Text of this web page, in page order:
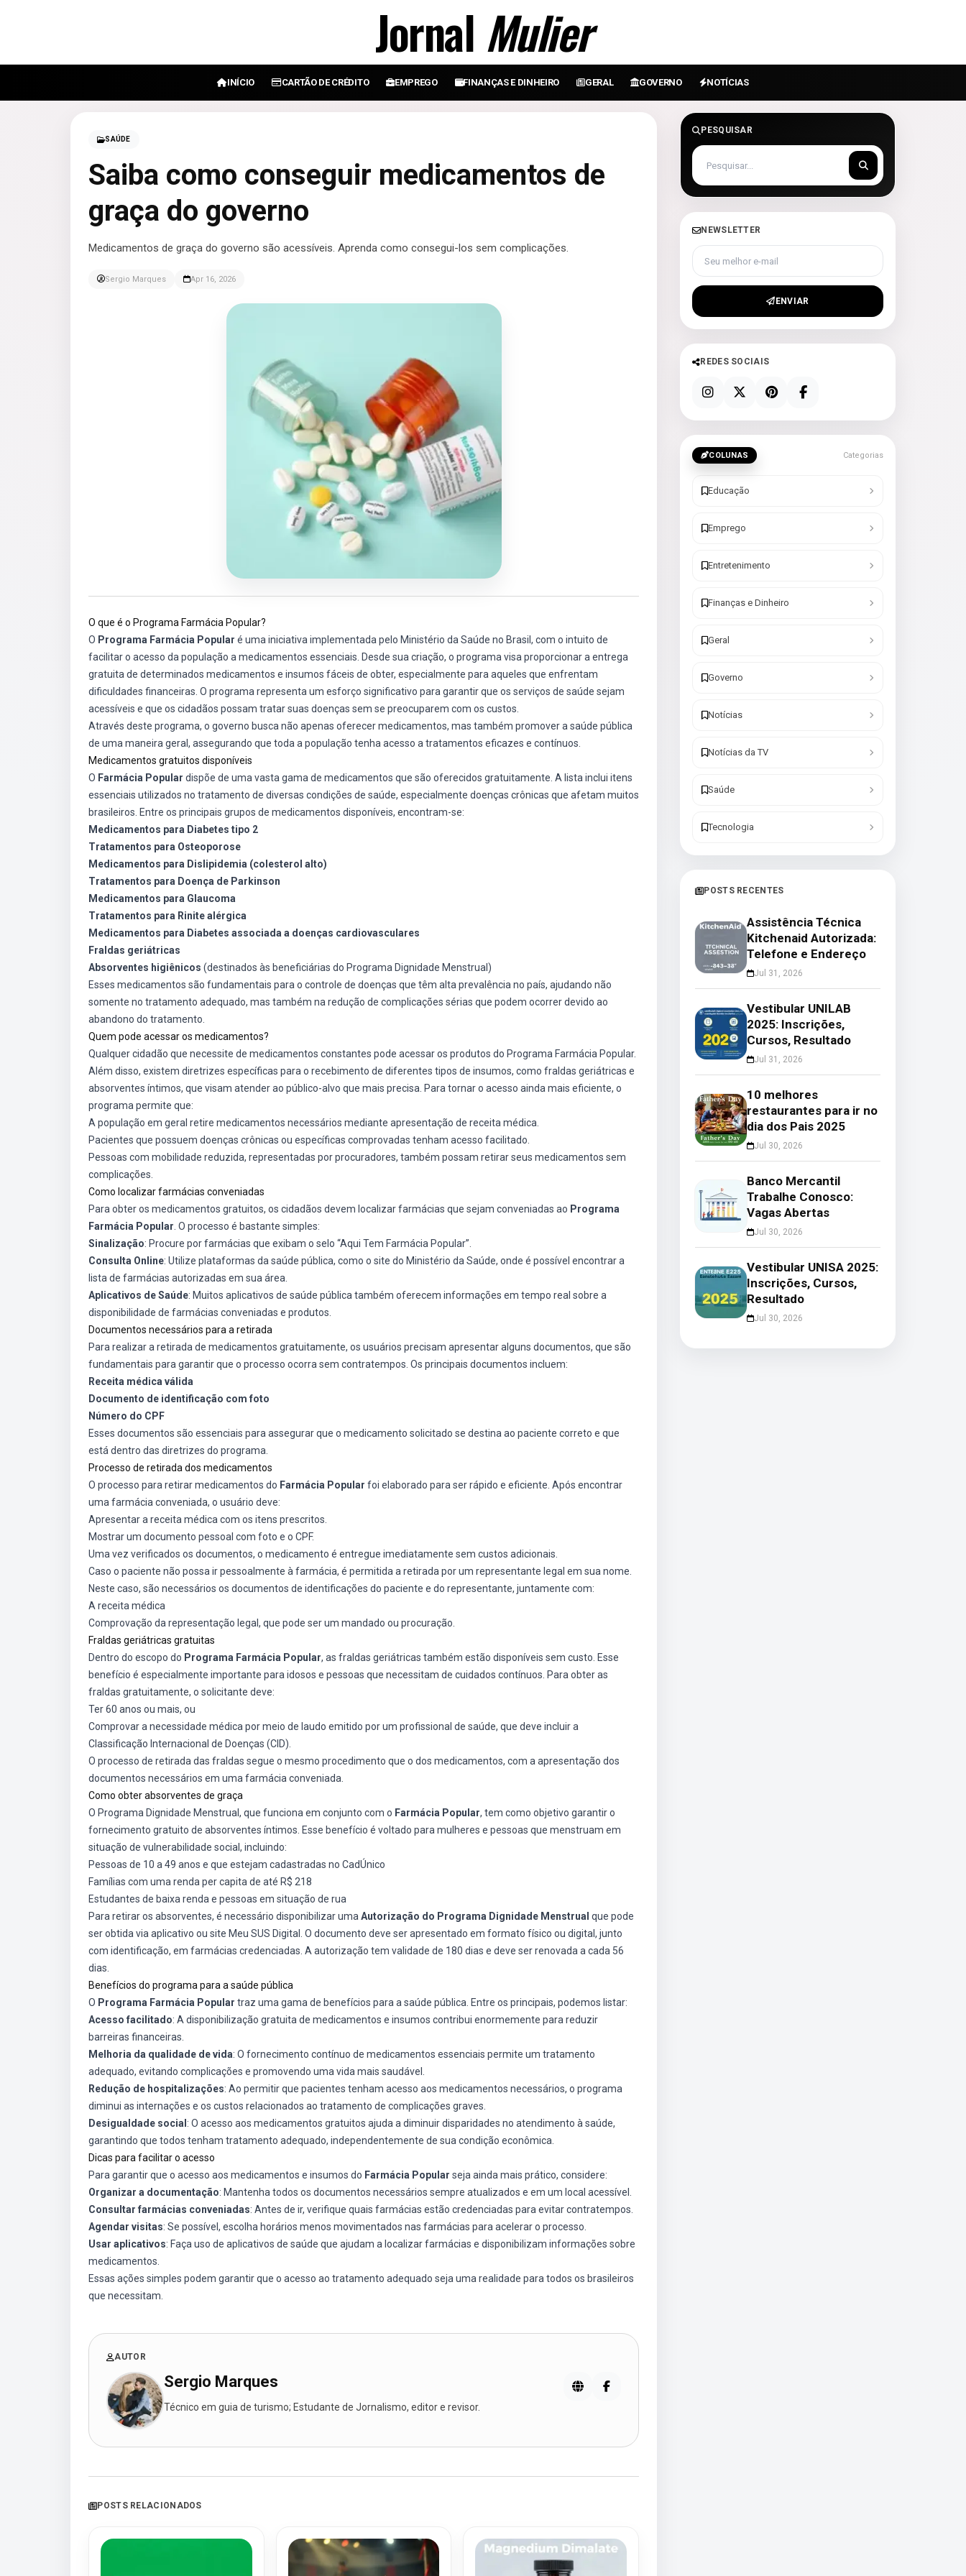
Jornal Mulier
INÍCIO CARTÃO DE CRÉDITO EMPREGO FINANÇAS E DINHEIRO GERAL GOVERNO NOTÍCIAS
SAÚDE
Saiba como conseguir medicamentos de
graça do governo
Medicamentos de graça do governo são acessíveis. Aprenda como consegui-los sem complicações.
Sergio Marques Apr 16, 2026
O que é o Programa Farmácia Popular?
O Programa Farmácia Popular é uma iniciativa implementada pelo Ministério da Saúde no Brasil, com o intuito de
facilitar o acesso da população a medicamentos essenciais. Desde sua criação, o programa visa proporcionar a entrega
gratuita de determinados medicamentos e insumos fáceis de obter, especialmente para aqueles que enfrentam
dificuldades financeiras. O programa representa um esforço significativo para garantir que os serviços de saúde sejam
acessíveis e que os cidadãos possam tratar suas doenças sem se preocuparem com os custos.
Através deste programa, o governo busca não apenas oferecer medicamentos, mas também promover a saúde pública
de uma maneira geral, assegurando que toda a população tenha acesso a tratamentos eficazes e contínuos.
Medicamentos gratuitos disponíveis
O Farmácia Popular dispõe de uma vasta gama de medicamentos que são oferecidos gratuitamente. A lista inclui itens
essenciais utilizados no tratamento de diversas condições de saúde, especialmente doenças crônicas que afetam muitos
brasileiros. Entre os principais grupos de medicamentos disponíveis, encontram-se:
Medicamentos para Diabetes tipo 2
Tratamentos para Osteoporose
Medicamentos para Dislipidemia (colesterol alto)
Tratamentos para Doença de Parkinson
Medicamentos para Glaucoma
Tratamentos para Rinite alérgica
Medicamentos para Diabetes associada a doenças cardiovasculares
Fraldas geriátricas
Absorventes higiênicos (destinados às beneficiárias do Programa Dignidade Menstrual)
Esses medicamentos são fundamentais para o controle de doenças que têm alta prevalência no país, ajudando não
somente no tratamento adequado, mas também na redução de complicações sérias que podem ocorrer devido ao
abandono do tratamento.
Quem pode acessar os medicamentos?
Qualquer cidadão que necessite de medicamentos constantes pode acessar os produtos do Programa Farmácia Popular.
Além disso, existem diretrizes específicas para o recebimento de diferentes tipos de insumos, como fraldas geriátricas e
absorventes íntimos, que visam atender ao público-alvo que mais precisa. Para tornar o acesso ainda mais eficiente, o
programa permite que:
A população em geral retire medicamentos necessários mediante apresentação de receita médica.
Pacientes que possuem doenças crônicas ou específicas comprovadas tenham acesso facilitado.
Pessoas com mobilidade reduzida, representadas por procuradores, também possam retirar seus medicamentos sem
complicações.
Como localizar farmácias conveniadas
Para obter os medicamentos gratuitos, os cidadãos devem localizar farmácias que sejam conveniadas ao Programa
Farmácia Popular . O processo é bastante simples:
Sinalização: Procure por farmácias que exibam o selo “Aqui Tem Farmácia Popular”.
Consulta Online: Utilize plataformas da saúde pública, como o site do Ministério da Saúde, onde é possível encontrar a
lista de farmácias autorizadas em sua área.
Aplicativos de Saúde: Muitos aplicativos de saúde pública também oferecem informações em tempo real sobre a
disponibilidade de farmácias conveniadas e produtos.
Documentos necessários para a retirada
Para realizar a retirada de medicamentos gratuitamente, os usuários precisam apresentar alguns documentos, que são
fundamentais para garantir que o processo ocorra sem contratempos. Os principais documentos incluem:
Receita médica válida
Documento de identificação com foto
Número do CPF
Esses documentos são essenciais para assegurar que o medicamento solicitado se destina ao paciente correto e que
está dentro das diretrizes do programa.
Processo de retirada dos medicamentos
O processo para retirar medicamentos do Farmácia Popular foi elaborado para ser rápido e eficiente. Após encontrar
uma farmácia conveniada, o usuário deve:
Apresentar a receita médica com os itens prescritos.
Mostrar um documento pessoal com foto e o CPF.
Uma vez verificados os documentos, o medicamento é entregue imediatamente sem custos adicionais.
Caso o paciente não possa ir pessoalmente à farmácia, é permitida a retirada por um representante legal em sua nome.
Neste caso, são necessários os documentos de identificações do paciente e do representante, juntamente com:
A receita médica
Comprovação da representação legal, que pode ser um mandado ou procuração.
Fraldas geriátricas gratuitas
Dentro do escopo do Programa Farmácia Popular, as fraldas geriátricas também estão disponíveis sem custo. Esse
benefício é especialmente importante para idosos e pessoas que necessitam de cuidados contínuos. Para obter as
fraldas gratuitamente, o solicitante deve:
Ter 60 anos ou mais, ou
Comprovar a necessidade médica por meio de laudo emitido por um profissional de saúde, que deve incluir a
Classificação Internacional de Doenças (CID).
O processo de retirada das fraldas segue o mesmo procedimento que o dos medicamentos, com a apresentação dos
documentos necessários em uma farmácia conveniada.
Como obter absorventes de graça
O Programa Dignidade Menstrual, que funciona em conjunto com o Farmácia Popular, tem como objetivo garantir o
fornecimento gratuito de absorventes íntimos. Esse benefício é voltado para mulheres e pessoas que menstruam em
situação de vulnerabilidade social, incluindo:
Pessoas de 10 a 49 anos e que estejam cadastradas no CadÚnico
Famílias com uma renda per capita de até R$ 218
Estudantes de baixa renda e pessoas em situação de rua
Para retirar os absorventes, é necessário disponibilizar uma Autorização do Programa Dignidade Menstrual que pode
ser obtida via aplicativo ou site Meu SUS Digital
. O documento deve ser apresentado em formato físico ou digital, junto
com identificação, em farmácias credenciadas. A autorização tem validade de 180 dias e deve ser renovada a cada 56
dias.
Benefícios do programa para a saúde pública
O Programa Farmácia Popular traz uma gama de benefícios para a saúde pública. Entre os principais, podemos listar:
Acesso facilitado: A disponibilização gratuita de medicamentos e insumos contribui enormemente para reduzir
barreiras financeiras.
Melhoria da qualidade de vida: O fornecimento contínuo de medicamentos essenciais permite um tratamento
adequado, evitando complicações e promovendo uma vida mais saudável.
Redução de hospitalizações: Ao permitir que pacientes tenham acesso aos medicamentos necessários, o programa
diminui as internações e os custos relacionados ao tratamento de complicações graves.
Desigualdade social : O acesso aos medicamentos gratuitos ajuda a diminuir disparidades no atendimento à saúde,
garantindo que todos tenham tratamento adequado, independentemente de sua condição econômica.
Dicas para facilitar o acesso
Para garantir que o acesso aos medicamentos e insumos do Farmácia Popular seja ainda mais prático, considere:
Organizar a documentação: Mantenha todos os documentos necessários sempre atualizados e em um local acessível.
Consultar farmácias conveniadas: Antes de ir, verifique quais farmácias estão credenciadas para evitar contratempos.
Agendar visitas: Se possível, escolha horários menos movimentados nas farmácias para acelerar o processo.
Usar aplicativos: Faça uso de aplicativos de saúde que ajudam a localizar farmácias e disponibilizam informações sobre
medicamentos.
Essas ações simples podem garantir que o acesso ao tratamento adequado seja uma realidade para todos os brasileiros
que necessitam.
AUTOR
Sergio Marques
Técnico em guia de turismo; Estudante de Jornalismo, editor e revisor.
POSTS RELACIONADOS
PESQUISAR
NEWSLETTER
Seu melhor e-mail
ENVIAR
REDES SOCIAIS
COLUNAS Categorias
Educação
Emprego
Entretenimento
Finanças e Dinheiro
Geral
Governo
Notícias
Notícias da TV
Saúde
Tecnologia
POSTS RECENTES
Assistência Técnica
Kitchenaid Autorizada:
Telefone e Endereço
Jul 31, 2026
Vestibular UNILAB
2025: Inscrições,
Cursos, Resultado
Jul 31, 2026
10 melhores
restaurantes para ir no
dia dos Pais 2025
Jul 30, 2026
Banco Mercantil
Trabalhe Conosco:
Vagas Abertas
Jul 30, 2026
Vestibular UNISA 2025:
Inscrições, Cursos,
Resultado
Jul 30, 2026